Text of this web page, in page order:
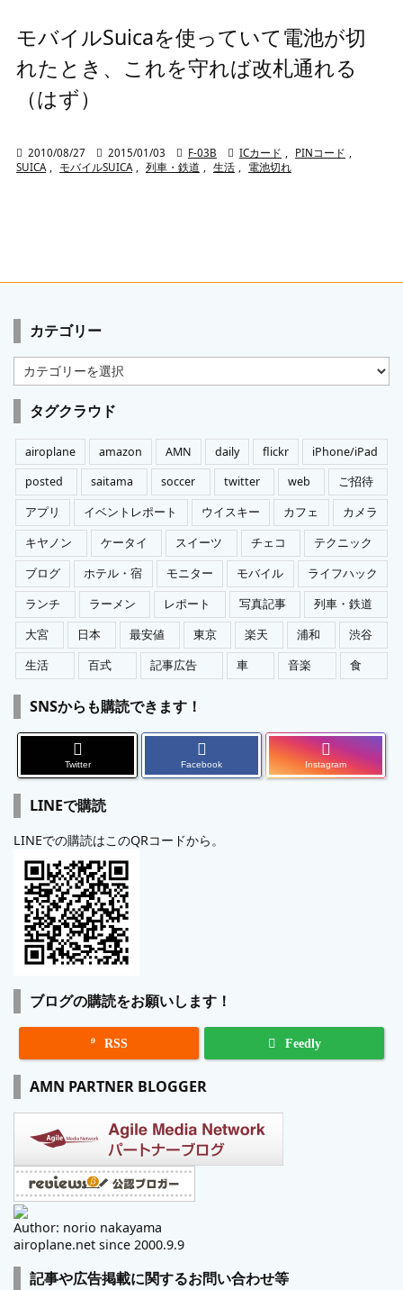
モバイルSuicaを使っていて電池が切
れたとき、これを守れば改札通れる
（はず）
 2010/08/27  2015/01/03  F-03B  ICカード PINコード
SUICA
モバイルSUICA 列車・鉄道 生活 電池切れ
カテゴリー
テ
ゴ
ー
タグクラウド
airoplane amazon AMN daily flickr
iPhone/iPad
posted
saitama soccer twitter web
ご招待
アプリ
イベントレポート ウイスキー カフェ
カメラ
キヤノン
ケータイ スイーツ チェコ
テクニック
ブログ
ホテル・宿 モニター モバイル
ライフハック
ランチ
ラーメン レポート 写真記事
列車・鉄道
大宮
日本 最安値 東京 楽天 浦和
渋谷
生活
百式 記事広告 車 音楽 食
SNSからも購読できます！
Twitter Facebook Instagram
LINEで購読
LINEでの購読はこのQRコードから。
ブログの購読をお願いします！
 RSS Feedly
AMN PARTNER BLOGGER
Author: norio nakayama
airoplane.net since 2000.9.9
記事や広告掲載に関するお問い合わせ等